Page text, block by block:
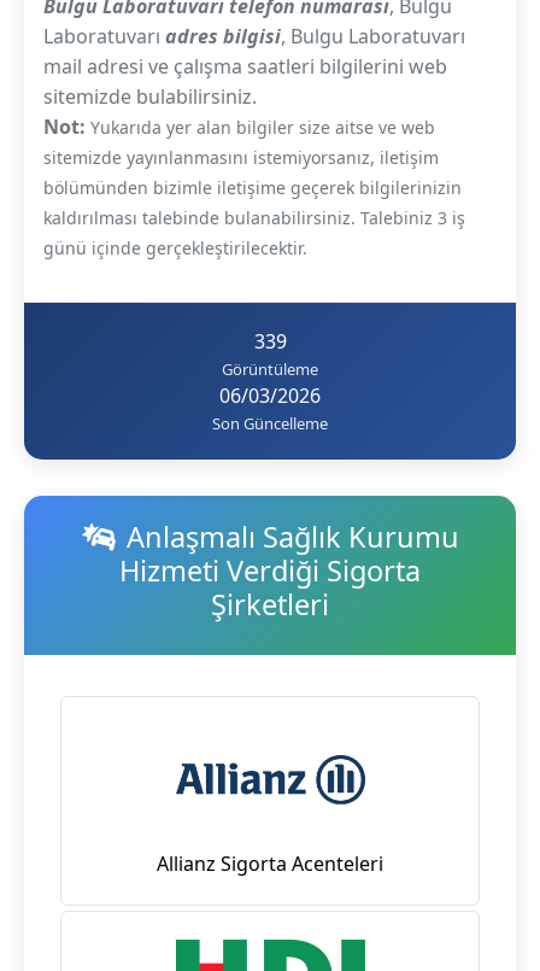
Bulgu Laboratuvarı telefon numarası, Bulgu
Laboratuvarı adres bilgisi, Bulgu Laboratuvarı
mail adresi ve çalışma saatleri bilgilerini web
sitemizde bulabilirsiniz.
Not: Yukarıda yer alan bilgiler size aitse ve web
sitemizde yayınlanmasını istemiyorsanız, iletişim
bölümünden bizimle iletişime geçerek bilgilerinizin
kaldırılması talebinde bulanabilirsiniz. Talebiniz 3 iş
günü içinde gerçekleştirilecektir.
339
Görüntüleme
06/03/2026
Son Güncelleme
Anlaşmalı Sağlık Kurumu
Hizmeti Verdiği Sigorta
Şirketleri
Allianz Sigorta Acenteleri